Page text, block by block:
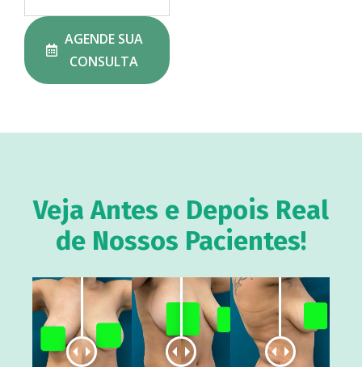
AGENDE SUA
CONSULTA
Veja Antes e Depois Real
de Nossos Pacientes!